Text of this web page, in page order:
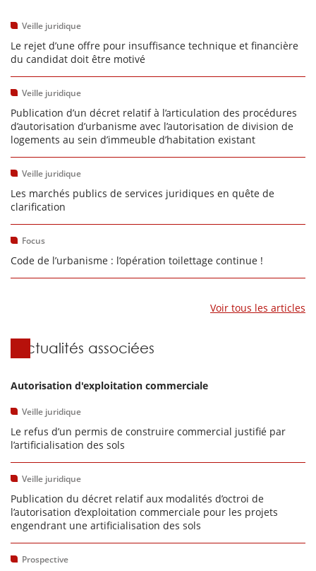
Veille juridique
Le rejet d’une offre pour insuffisance technique et financière
du candidat doit être motivé
Veille juridique
Publication d’un décret relatif à l’articulation des procédures
d’autorisation d’urbanisme avec l’autorisation de division de
logements au sein d’immeuble d’habitation existant
Veille juridique
Les marchés publics de services juridiques en quête de
clarification
Focus
Code de l’urbanisme : l’opération toilettage continue !
Voir tous les articles
Actualités associées
Autorisation d'exploitation commerciale
Veille juridique
Le refus d’un permis de construire commercial justifié par
l’artificialisation des sols
Veille juridique
Publication du décret relatif aux modalités d’octroi de
l’autorisation d’exploitation commerciale pour les projets
engendrant une artificialisation des sols
Prospective